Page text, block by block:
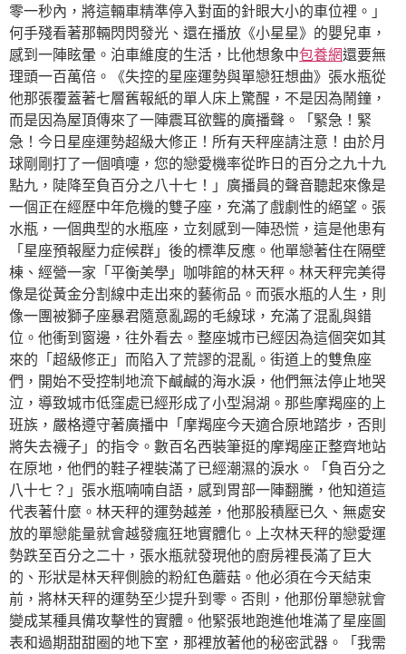
零一秒內，將這輛車精準停入對面的針眼大小的車位裡。」
何手殘看著那輛閃閃發光、還在播放《小星星》的嬰兒車，
感到一陣眩暈。泊車維度的生活，比他想象中包養網還要無
理頭一百萬倍。《失控的星座運勢與單戀狂想曲》張水瓶從
他那張覆蓋著七層舊報紙的單人床上驚醒，不是因為鬧鐘，
而是因為屋頂傳來了一陣震耳欲聾的廣播聲。「緊急！緊
急！今日星座運勢超級大修正！所有天秤座請注意！由於月
球剛剛打了一個噴嚏，您的戀愛機率從昨日的百分之九十九
點九，陡降至負百分之八十七！」廣播員的聲音聽起來像是
一個正在經歷中年危機的雙子座，充滿了戲劇性的絕望。張
水瓶，一個典型的水瓶座，立刻感到一陣恐慌，這是他患有
「星座預報壓力症候群」後的標準反應。他單戀著住在隔壁
棟、經營一家「平衡美學」咖啡館的林天秤。林天秤完美得
像是從黃金分割線中走出來的藝術品。而張水瓶的人生，則
像一團被獅子座暴君隨意亂踢的毛線球，充滿了混亂與錯
位。他衝到窗邊，往外看去。整座城市已經因為這個突如其
來的「超級修正」而陷入了荒謬的混亂。街道上的雙魚座
們，開始不受控制地流下鹹鹹的海水淚，他們無法停止地哭
泣，導致城市低窪處已經形成了小型潟湖。那些摩羯座的上
班族，嚴格遵守著廣播中「摩羯座今天適合原地踏步，否則
將失去襪子」的指令。數百名西裝筆挺的摩羯座正整齊地站
在原地，他們的鞋子裡裝滿了已經潮濕的淚水。「負百分之
八十七？」張水瓶喃喃自語，感到胃部一陣翻騰，他知道這
代表著什麼。林天秤的運勢越差，他那股積壓已久、無處安
放的單戀能量就會越發瘋狂地實體化。上次林天秤的戀愛運
勢跌至百分之二十，張水瓶就發現他的廚房裡長滿了巨大
的、形狀是林天秤側臉的粉紅色蘑菇。他必須在今天結束
前，將林天秤的運勢至少提升到零。否則，他那份單戀就會
變成某種具備攻擊性的實體。他緊張地跑進他堆滿了星座圖
表和過期甜甜圈的地下室，那裡放著他的秘密武器。「我需